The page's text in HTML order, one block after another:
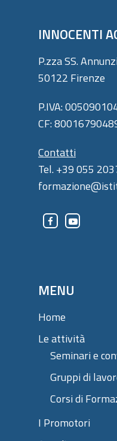
INNOCENTI
P.zza SS.
50122 Firenze
P.IVA:
CF:
Contatti
Tel. +39 055
MENU
Home
Le attività
Seminari e
Gruppi di
Corsi di
I Promotori